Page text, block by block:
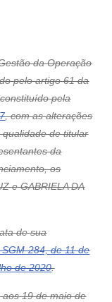
da Operação
pelo artigo 61 da
pela
, com as alterações
de titular
da
os
e GABRIELA DA
de sua
284, de 11 de
de 2020.
aos 19 de maio de